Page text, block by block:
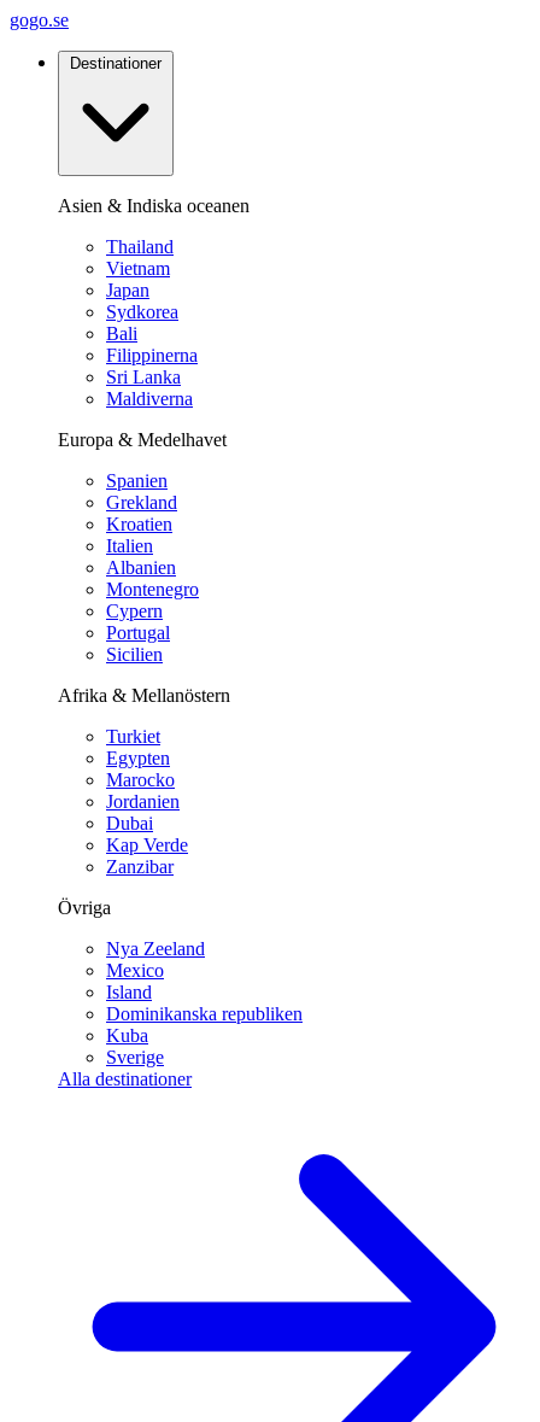
gogo.se
Destinationer
Asien & Indiska oceanen
Thailand
Vietnam
Japan
Sydkorea
Bali
Filippinerna
Sri Lanka
Maldiverna
Europa & Medelhavet
Spanien
Grekland
Kroatien
Italien
Albanien
Montenegro
Cypern
Portugal
Sicilien
Afrika & Mellanöstern
Turkiet
Egypten
Marocko
Jordanien
Dubai
Kap Verde
Zanzibar
Övriga
Nya Zeeland
Mexico
Island
Dominikanska republiken
Kuba
Sverige
Alla destinationer